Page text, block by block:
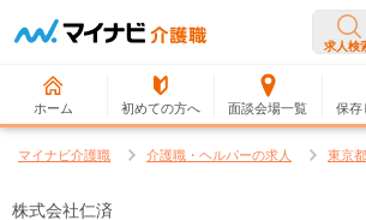
求人検
ホーム 初めての方へ 面談会場一覧 保存
マイナビ介護職 介護職・ヘルパーの求人 東京
株式会社仁済